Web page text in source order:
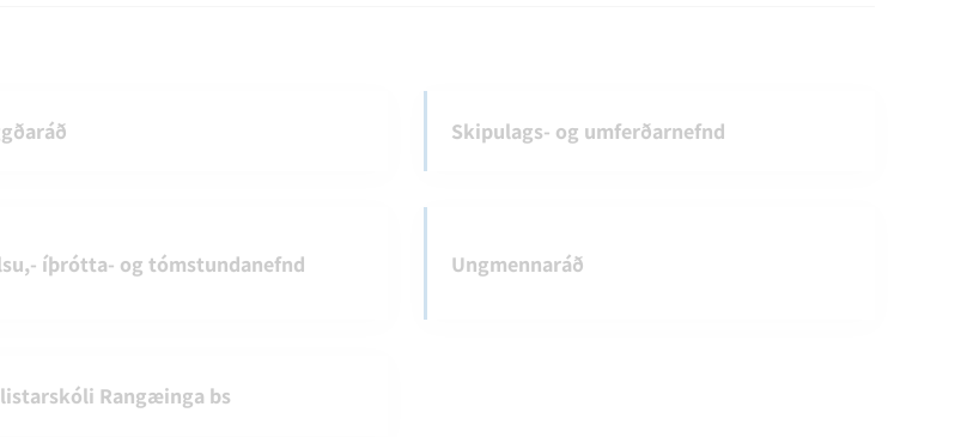
Skipulags- og umferðarnefnd
íþrótta- og tómstundanefnd Ungmennaráð
Rangæinga bs